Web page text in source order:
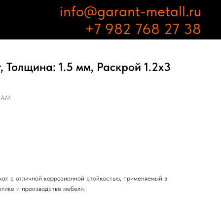
info@garant-metall.ru
+7 982 768 27 38
1.5 мм, Раскрой 1.2х3
с отличной коррозионной стойкостью, применяемый в
и производстве мебели.